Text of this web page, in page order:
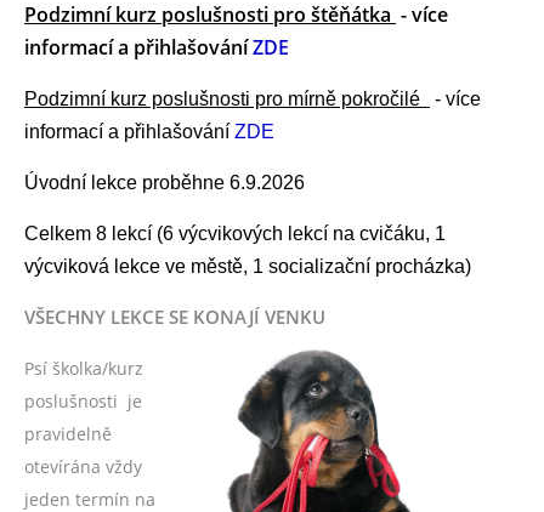
Podzimní kurz poslušnosti pro štěňátka - více
informací a přihlašováníZDE
Podzimní kurz poslušnosti pro mírně pokročilé
- více
informací a přihlašování ZDE
Úvodní lekce proběhne 6.9.2026
Celkem 8 lekcí (6 výcvikových lekcí na cvičáku, 1
výcviková lekce ve městě, 1 socializační procházka)
VŠECHNY LEKCE SE KONAJÍ VENKU
Psí školka/kurz
poslušnosti je
pravidelně
otevírána vždy
jeden termín na